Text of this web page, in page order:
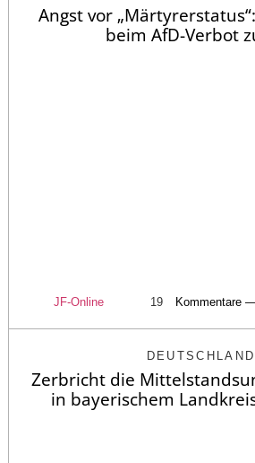
Angst vor
beim AfD-Verbot
JF-Online 19 Kommentare
DEUTSCHLAND
Zerbricht die
in bayerischem